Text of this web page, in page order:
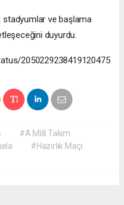
stadyumlar ve başlama
duyurdu.
2050229238419120475
#A Milli Takım
#Hazırlık Maçı